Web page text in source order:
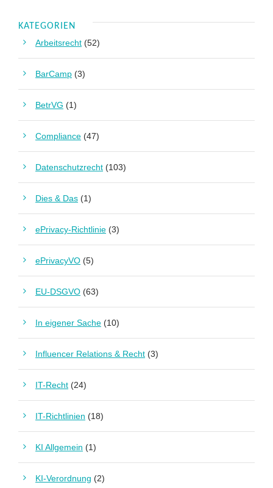
KATEGORIEN
Arbeitsrecht (52)
BarCamp (3)
BetrVG (1)
Compliance (47)
Datenschutzrecht (103)
Dies & Das (1)
ePrivacy-Richtlinie (3)
ePrivacyVO (5)
EU-DSGVO (63)
In eigener Sache (10)
Influencer Relations & Recht (3)
IT-Recht (24)
IT-Richtlinien (18)
KI Allgemein (1)
KI-Verordnung (2)